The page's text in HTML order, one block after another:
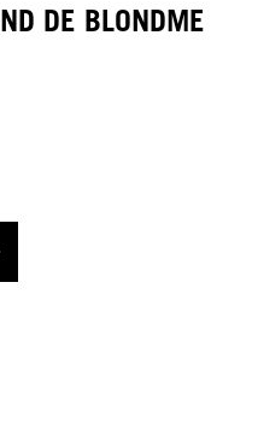
DE BLONDME